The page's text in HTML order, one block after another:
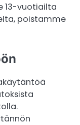
13-vuotiailta
poistamme